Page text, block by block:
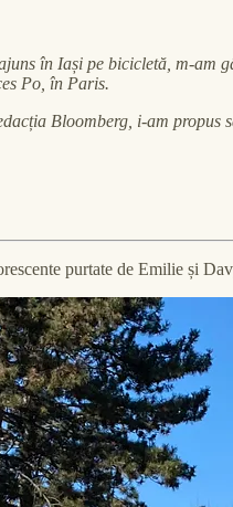
în Iași pe bicicletă, m-am
Po, în Paris.
Bloomberg, i-am
purtate de Emilie și